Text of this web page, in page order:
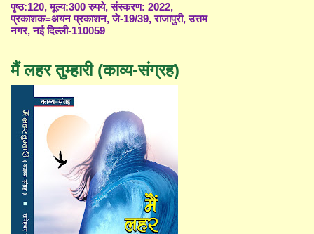
पृष्ठ:120, मूल्य:300 रुपये, संस्करण: 2022,
प्रकाशक=अयन प्रकाशन, जे-19/39, राजापुरी, उत्तम
नगर, नई दिल्ली-110059
मैं लहर तुम्हारी (काव्य-संग्रह)